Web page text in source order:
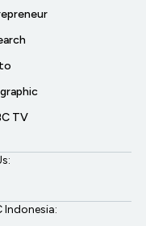
TV
Indonesia: